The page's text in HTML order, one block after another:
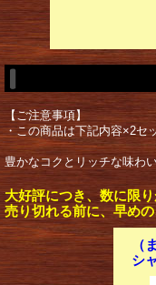
【ご注意事項】
・この商品は下記内容×2セ
豊かなコクとリッチな味わ
大好評につき、数に限り
売り切れる前に、早め
（
シ